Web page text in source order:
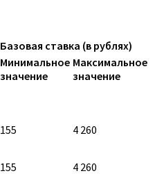
Базовая ставка (в рублях)
Минимальное
значение
Максимальное
значение
155
4 260
155 4 260